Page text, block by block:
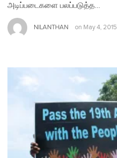
அடிப்படைகளை பலப்படுத்த…
NILANTHAN on May 4, 2015